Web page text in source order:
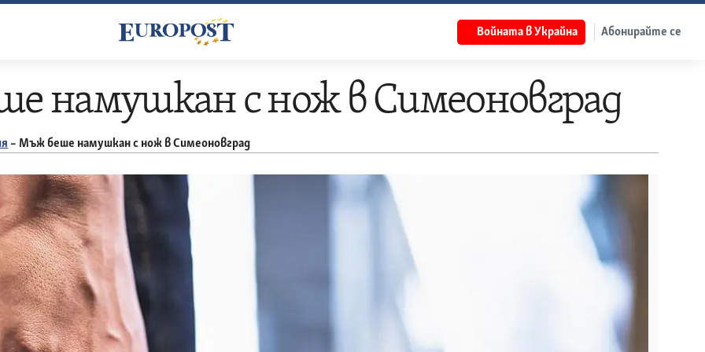
Войната в Украйна Абонирайте се
намушкан с нож в Симеоновград
–Мъж беше намушкан с нож в Симеоновград